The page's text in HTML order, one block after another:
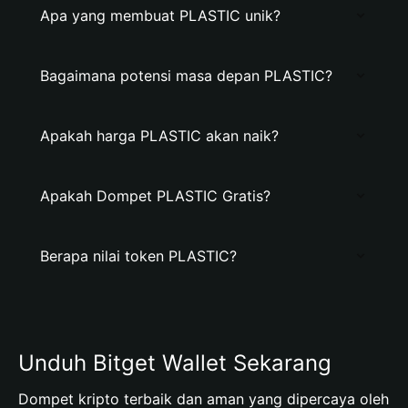
Apa yang membuat PLASTIC unik?
Bagaimana potensi masa depan PLASTIC?
Apakah harga PLASTIC akan naik?
Apakah Dompet PLASTIC Gratis?
Berapa nilai token PLASTIC?
Unduh Bitget Wallet Sekarang
Dompet kripto terbaik dan aman yang dipercaya oleh